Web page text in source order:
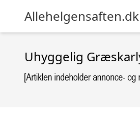
Allehelgensaften.dk
Uhyggelig